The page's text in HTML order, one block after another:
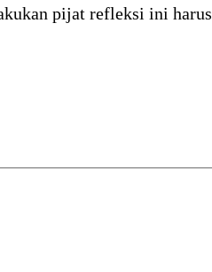
pijat refleksi ini harus